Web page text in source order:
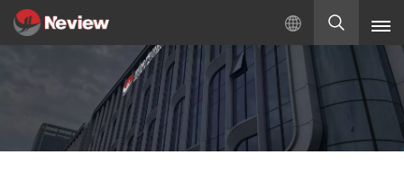
بالعربية
Русский